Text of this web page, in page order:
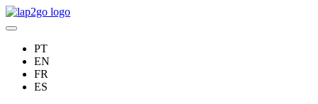
PT
EN
FR
ES